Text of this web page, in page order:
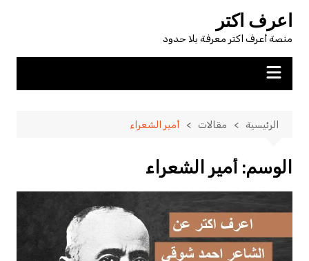
المحتوى
اعرف اكتر
منصة أعرف اكتر معرفة بلا حدود
الرئيسية مقالات أمير الشعراء
الوسم:أمير الشعراء